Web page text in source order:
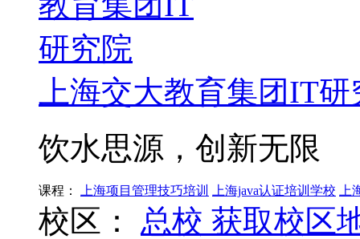
上海交大教育集团IT
饮水思源，创新无限
课程： 上海项目管理技巧培训 上海java认证培训学校
校区： 总校 获取校区